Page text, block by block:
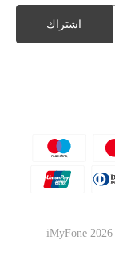
اشتراك
2026